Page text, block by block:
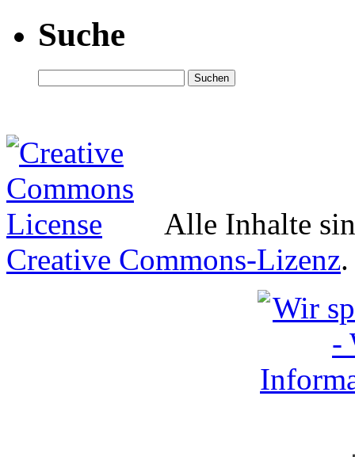
Suche
Alle Inhalte
Creative Commons-Lizenz.